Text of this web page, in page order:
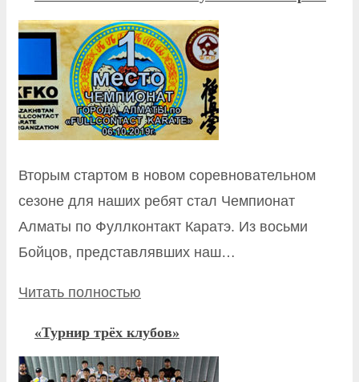
Вторым стартом в новом соревновательном
сезоне для наших ребят стал Чемпионат
Алматы по Фуллконтакт Каратэ. Из восьми
Бойцов, представлявших наш…
Читать полностью
«Турнир трёх клубов»